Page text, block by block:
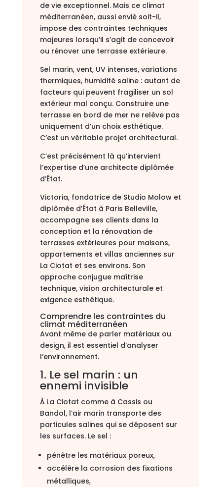
de vie exceptionnel. Mais ce climat
méditerranéen, aussi envié soit-il,
impose des contraintes techniques
majeures lorsqu’il s’agit de concevoir
ou rénover une terrasse extérieure.
Sel marin, vent, UV intenses, variations
thermiques, humidité saline : autant de
facteurs qui peuvent fragiliser un sol
extérieur mal conçu. Construire une
terrasse en bord de mer ne relève pas
uniquement d’un choix esthétique.
C’est un véritable projet architectural.
C’est précisément là qu’intervient
l’expertise d’une architecte diplômée
d’État.
Victoria, fondatrice de Studio Molow et
diplômée d’État à Paris Belleville,
accompagne ses clients dans la
conception et la rénovation de
terrasses extérieures pour maisons,
appartements et villas anciennes sur
La Ciotat et ses environs. Son
approche conjugue maîtrise
technique, vision architecturale et
exigence esthétique.
Comprendre les contraintes du
climat méditerranéen
Avant même de parler matériaux ou
design, il est essentiel d’analyser
l’environnement.
1. Le sel marin : un
ennemi invisible
À La Ciotat comme à Cassis ou
Bandol, l’air marin transporte des
particules salines qui se déposent sur
les surfaces. Le sel :
pénètre les matériaux poreux,
accélère la corrosion des fixations
métalliques,